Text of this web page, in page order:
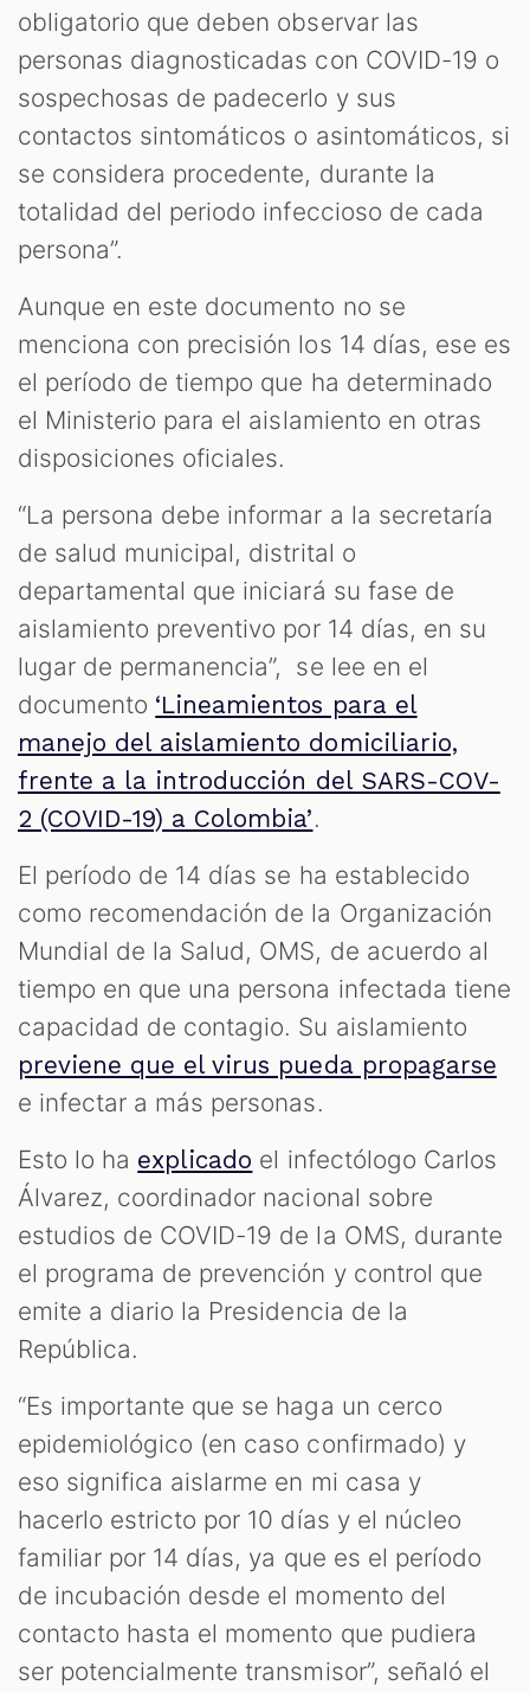
obligatorio que deben observar las
personas diagnosticadas con COVID-19 o
sospechosas de padecerlo y sus
contactos sintomáticos o asintomáticos, si
se considera procedente, durante la
totalidad del periodo infeccioso de cada
persona”.
Aunque en este documento no se
menciona con precisión los 14 días, ese es
el período de tiempo que ha determinado
el Ministerio para el aislamiento en otras
disposiciones oficiales.
“La persona debe informar a la secretaría
de salud municipal, distrital o
departamental que iniciará su fase de
aislamiento preventivo por 14 días, en su
lugar de permanencia”, se lee en el
documento ‘Lineamientos para el
manejo del aislamiento domiciliario,
frente a la introducción del SARS-COV-
2 (COVID-19) a Colombia’.
El período de 14 días se ha establecido
como recomendación de la Organización
Mundial de la Salud, OMS, de acuerdo al
tiempo en que una persona infectada tiene
capacidad de contagio. Su aislamiento
previene que el virus pueda propagarse
e infectar a más personas.
Esto lo ha explicado el infectólogo Carlos
Álvarez, coordinador nacional sobre
estudios de COVID-19 de la OMS, durante
el programa de prevención y control que
emite a diario la Presidencia de la
República.
“Es importante que se haga un cerco
epidemiológico (en caso confirmado) y
eso significa aislarme en mi casa y
hacerlo estricto por 10 días y el núcleo
familiar por 14 días, ya que es el período
de incubación desde el momento del
contacto hasta el momento que pudiera
ser potencialmente transmisor”, señaló el